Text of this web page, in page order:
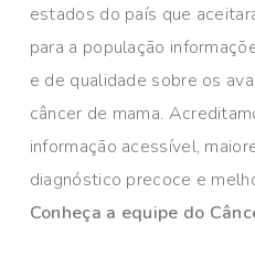
estados do país que
para a população
e de qualidade sobre os
câncer de mama.
informação acessível,
diagnóstico precoce e
Conheça a equipe do